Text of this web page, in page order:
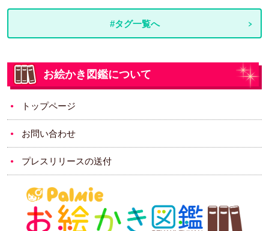
#タグ一覧へ
お絵かき図鑑について
トップページ
お問い合わせ
プレスリリースの送付